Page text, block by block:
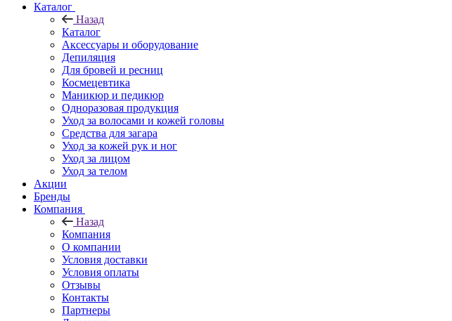
Каталог
Назад
Каталог
Аксессуары и оборудование
Депиляция
Для бровей и ресниц
Космецевтика
Маникюр и педикюр
Одноразовая продукция
Уход за волосами и кожей головы
Средства для загара
Уход за кожей рук и ног
Уход за лицом
Уход за телом
Акции
Бренды
Компания
Назад
Компания
О компании
Условия доставки
Условия оплаты
Отзывы
Контакты
Партнеры